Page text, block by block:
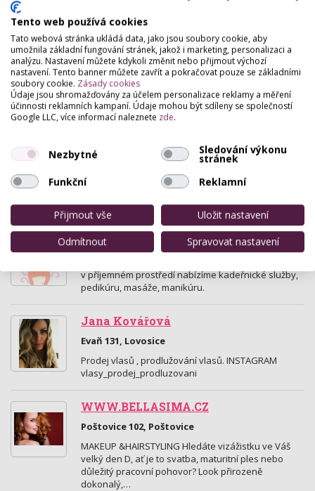
Modeláž nehtů, solárium Ergoline, Body-Space
(pohyb v podtlaku).
Kadeřnictví a holičství Martina
Českolipská , Litoměřice
Přijďte na kávu a my Vás ostřiháme.
Fresh Salon Manikúra a nehtový
design Martina Masopustová
Dlouhá 190/39 , Litoměřice
Manikúra * Modeláž nehtů * Parafínové zábaly
Beauty&wellness studio
Dlouhá 35 , Litoměřice
v příjemném prostředí nabízíme kadeřnické služby,
pedikúru, masáže, manikúru.
Jana Kovářová
Evaň 131, Lovosice
Prodej vlasů , prodlužování vlasů. INSTAGRAM
vlasy_prodej_prodluzovani
WWW.BELLASIMA.CZ
Poštovice 102, Poštovice
MAKEUP &HAIRSTYLING Hledáte vizážistku ve Váš
velký den D, ať je to svatba, maturitní ples nebo
důležitý pracovní pohovor? Look přirozeně
dokonalý,…
Tento web používá cookies
Tato webová stránka ukládá data, jako jsou soubory cookie, aby
umožnila základní fungování stránek, jakož i marketing, personalizaci a
analýzu. Nastavení můžete kdykoli změnit nebo přijmout výchozí
nastavení. Tento banner můžete zavřít a pokračovat pouze se základními
soubory cookie. Zásady cookies
Údaje jsou shromažďovány za účelem personalizace reklamy a měření
účinnosti reklamních kampaní. Údaje mohou být sdíleny se společností
Google LLC, více informací naleznete zde.
Nezbytné Sledování výkonu
stránek
Funkční
Reklamní
Přijmout vše
Uložit nastavení
Odmítnout
Spravovat nastavení